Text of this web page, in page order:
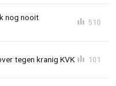
nog nooit
510
tegen kranig KVK 101